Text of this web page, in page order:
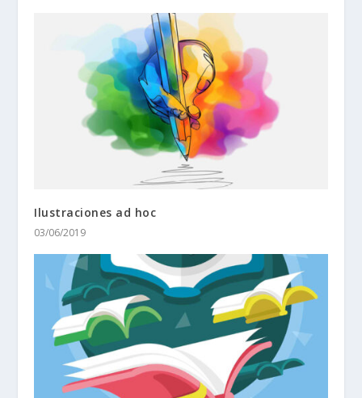
Ilustraciones ad hoc
03/06/2019